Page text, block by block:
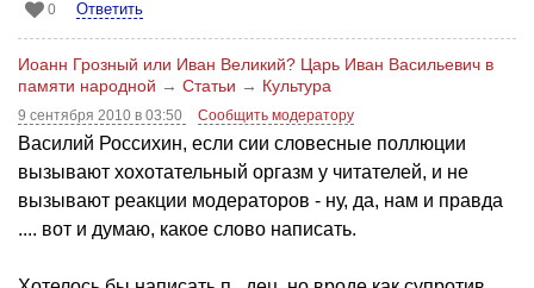
0 Ответить
Иоанн Грозный или Иван Великий? Царь Иван Васильевич в
памяти народной → Статьи → Культура
9 сентября 2010 в 03:50 Сообщить модератору
Василий Россихин, если сии словесные поллюции
вызывают хохотательный оргазм у читателей, и не
вызывают реакции модераторов - ну, да, нам и правда
.... вот и думаю, какое слово написать.